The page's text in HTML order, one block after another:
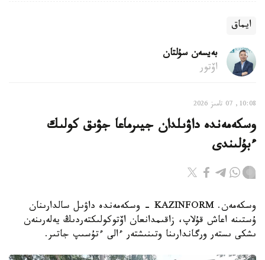
ايماق
بەيسەن سۇلتان
اۆتور
10:08, 07 تامىز 2026
وسكەمەندە داۋىلدان جيىرماعا جۋىق كولىك
ءبۇلىندى
وسكەمەن. KAZINFORM - وسكەمەندە داۋىل سالدارىنان
ۇستىنە اعاش قۇلاپ، زاقىمدانعان اۆتوكولىكتەردىڭ يەلەرىنەن
ىشكى ىستەر ورگاندارىنا وتىنىشتەر ءالى ءتۇسىپ جاتىر.